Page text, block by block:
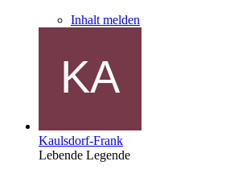
Inhalt melden
Kaulsdorf-Frank
Lebende Legende